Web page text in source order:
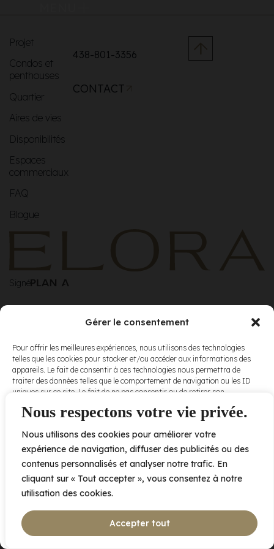
Nous respectons votre vie privée.
Nous utilisons des cookies pour améliorer votre
expérience de navigation, diffuser des publicités ou des
contenus personnalisés et analyser notre trafic. En
cliquant sur « Tout accepter », vous consentez à notre
utilisation des cookies.
Accepter tout
Gérer le consentement
Pour offrir les meilleures expériences, nous utilisons des technologies
telles que les cookies pour stocker et/ou accéder aux informations des
appareils. Le fait de consentir à ces technologies nous permettra de
traiter des données telles que le comportement de navigation ou les ID
uniques sur ce site. Le fait de ne pas consentir ou de retirer son
et fonctions.
Accepter
Refuser
Projet
Condos et
penthouses
Quartier
Aires de vies
Disponibilités
Espaces
commerciaux
FAQ
Blogue
438-801-3356
CONTACT
Signé
© Elora. Tous
droits réservés.
Voir nos
conditions
d’utilisationet
2005 av. de Bois-de-Boulogne, Laval QCH7N 0J7